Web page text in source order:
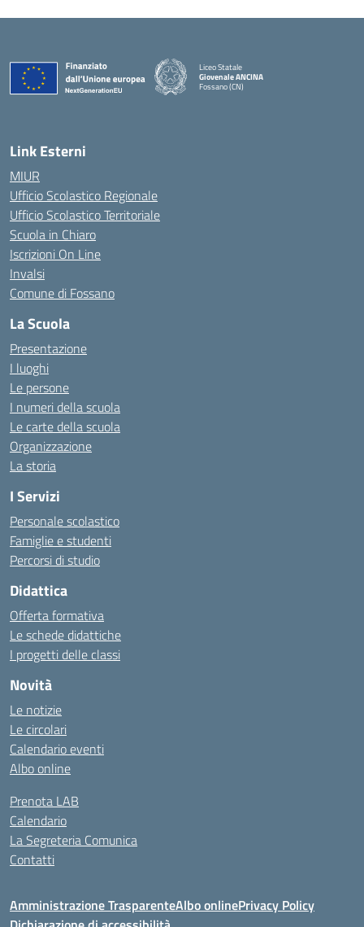
Liceo Statale
Giovenale ANCINA
Fossano (CN)
Link Esterni
MIUR
Ufficio Scolastico Regionale
Ufficio Scolastico Territoriale
Scuola in Chiaro
Iscrizioni On Line
Invalsi
Comune di Fossano
La Scuola
Presentazione
I luoghi
Le persone
I numeri della scuola
Le carte della scuola
Organizzazione
La storia
I Servizi
Personale scolastico
Famiglie e studenti
Percorsi di studio
Didattica
Offerta formativa
Le schede didattiche
I progetti delle classi
Novità
Le notizie
Le circolari
Calendario eventi
Albo online
Prenota LAB
Calendario
La Segreteria Comunica
Contatti
Amministrazione TrasparenteAlbo onlinePrivacy Policy